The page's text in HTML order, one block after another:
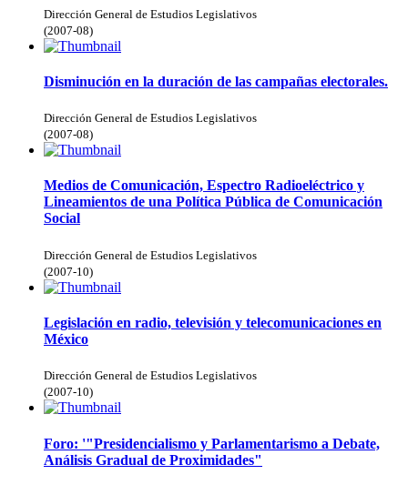
Dirección General de Estudios Legislativos
(2007-08)
Disminución en la duración de las campañas electorales.
Dirección General de Estudios Legislativos
(2007-08)
Medios de Comunicación, Espectro Radioeléctrico y
Lineamientos de una Política Pública de Comunicación
Social
Dirección General de Estudios Legislativos
(2007-10)
Legislación en radio, televisión y telecomunicaciones en
México
Dirección General de Estudios Legislativos
(2007-10)
Foro: '"Presidencialismo y Parlamentarismo a Debate,
Análisis Gradual de Proximidades"